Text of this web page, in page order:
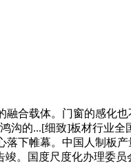
合载体。门窗的感化
的...[细致]板材行业全
下帷幕。中国人制板
。国度尺度化办理委员